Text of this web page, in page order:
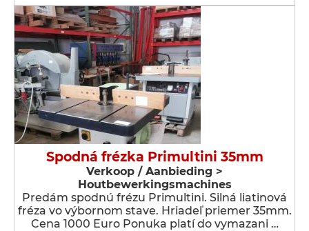
Spodná frézka Primultini 35mm
Verkoop / Aanbieding >
Houtbewerkingsmachines
Predám spodnú frézu Primultini. Silná liatinová
fréza vo výbornom stave. Hriadeľ priemer 35mm.
Cena 1000 Euro Ponuka platí do vymazani …